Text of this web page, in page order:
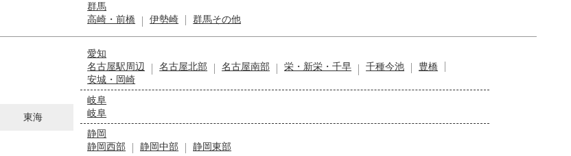
群馬
高崎・前橋
伊勢崎 群馬その他
東海
愛知
名古屋駅周辺
名古屋北部 名古屋南部 栄・新栄・千早 千種今池
豊橋
安城・岡崎
岐阜
岐阜
静岡
静岡西部
静岡中部
静岡東部